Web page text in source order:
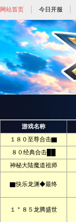
网站首页 今日开服
游戏名称
１８０至尊合击▇
８０经典合击██
神秘大陆魔道祖师
▇快乐龙渊◆最终
１＂８５龙腾盛世